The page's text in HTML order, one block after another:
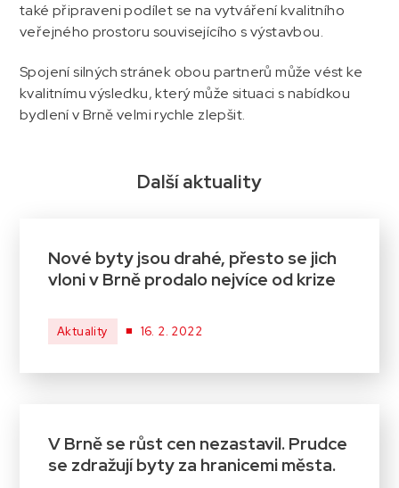
také připraveni podílet se na vytváření kvalitního
veřejného prostoru souvisejícího s výstavbou.
Spojení silných stránek obou partnerů může vést ke
kvalitnímu výsledku, který může situaci s nabídkou
bydlení v Brně velmi rychle zlepšit.
Další aktuality
Nové byty jsou drahé, přesto se jich
vloni v Brně prodalo nejvíce od krize
Aktuality ■ 16. 2. 2022
V Brně se růst cen nezastavil. Prudce
se zdražují byty za hranicemi města.